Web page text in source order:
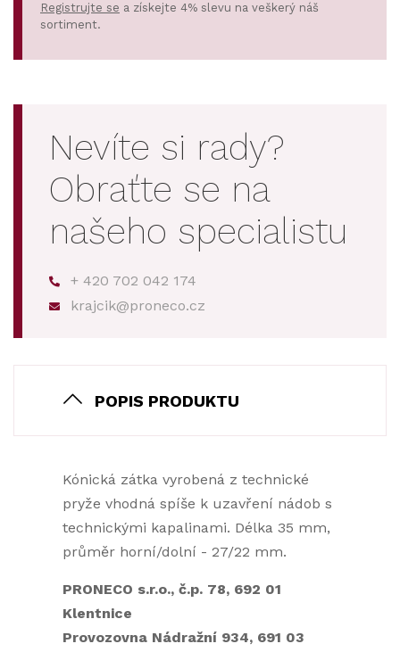
Registrujte se a získejte 4% slevu na veškerý náš
sortiment.
Nevíte si rady?
Obraťte se na
našeho specialistu
+ 420 702 042 174
krajcik@proneco.cz
POPIS PRODUKTU
Kónická zátka vyrobená z technické
pryže vhodná spíše k uzavření nádob s
technickými kapalinami. Délka 35 mm,
průměr horní/dolní - 27/22 mm.
PRONECO s.r.o., č.p. 78, 692 01
Klentnice
Provozovna Nádražní 934, 691 03